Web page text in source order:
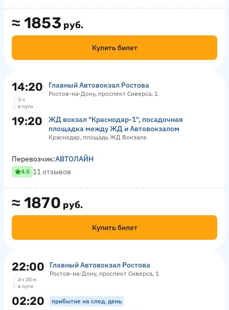
≈ 1853 руб.
Купить билет
14:20 Главный Автовокзал Ростова
Ростов-на-Дону, проспект Сиверса, 1
5 ч
в пути
19:20
ЖД вокзал "Краснодар-1", посадочная
площадка между ЖД и Автовокзалом
Краснодар, площадь ЖД Вокзала
≈ 1870 руб.
Купить билет
Перевозчик:АВТОЛАЙН
4.5 11 отзывов
22:00 Главный Автовокзал Ростова
Ростов-на-Дону, проспект Сиверса, 1
4 ч 20 м
в пути
02:20 прибытие на след. день